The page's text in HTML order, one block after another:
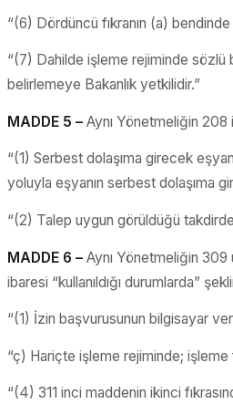
“(6) Dördüncü fıkranın (a)
“(7) Dahilde işleme rejiminde sözlü
belirlemeye Bakanlık yetkilidir.”
MADDE 5 – Aynı Yönetmeliğin 208
“(1) Serbest dolaşıma girecek
yoluyla eşyanın serbest dolaşıma
“(2) Talep uygun görüldüğü
MADDE 6 – Aynı Yönetmeliğin 309
ibaresi “kullanıldığı durumlarda”
“(1) İzin başvurusunun bilgisayar
“ç) Hariçte işleme rejiminde; işleme
“(4) 311 inci maddenin ikinci